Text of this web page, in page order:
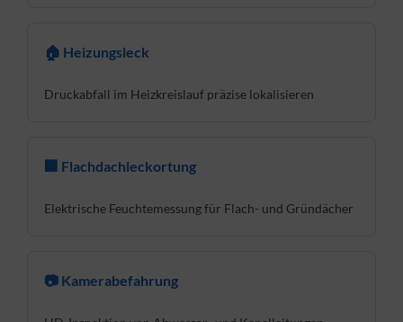
🏠 Heizungsleck
Druckabfall im Heizkreislauf präzise lokalisieren
🏢 Flachdachleckortung
Elektrische Feuchtemessung für Flach- und Gründächer
📷 Kamerabefahrung